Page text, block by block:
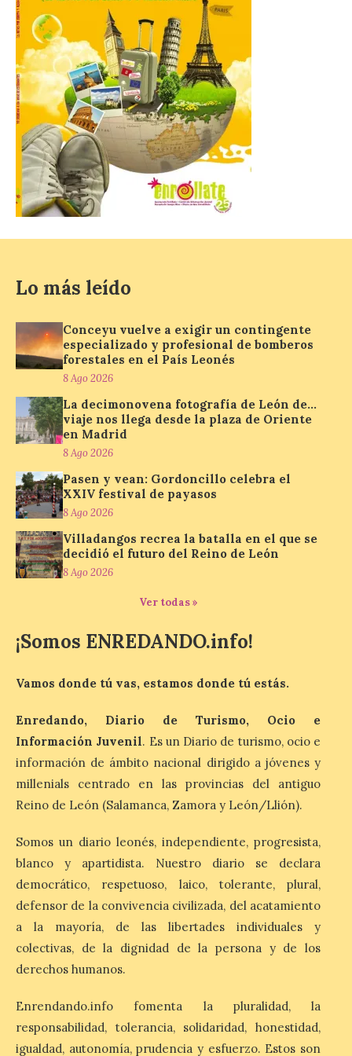
coche ni usarlo ese día. Los accesos a
la Campa Torres y La […]
La decimonovena
fotografía de León de…
viaje nos llega desde la
plaza de Oriente en
Madrid
8 Ago 2026
de…viaje. Una iniciativa
Conceyu País Llionés y el Diario de
nos envía la décimo […]
Los minerales y sus usos
más comunes centran la
nueva exposición del
Museo de la Siderurgia y
la Minería de Sabero
8 Ago 2026
La exposición que se
inaugurará el sábado día 8
de agosto a las doce y
media de la mañana,
minerales, rocas y fósiles de Castilla y
La Bañeza inicia sus
cargo de Arturo Martínez
Matilla
8 Ago 2026
El Ayuntamiento de La
Martínez Matilla como
pregonero de las Fiestas
2026. Tendrá lugar este
sábado 8 de agosto a las 21,00 horas en el
teatro municipal de La Bañeza. El
comunicador astorgano Arturo Martínez
La I Feria de la Cerveza
arranca con una gran
acogida del público
Lo más leído
Conceyu vuelve a exigir un contingente
especializado y profesional de bomberos
forestales en el País Leonés
8 Ago 2026
La decimonovena fotografía de León de…
viaje nos llega desde la plaza de Oriente
en Madrid
8 Ago 2026
Pasen y vean: Gordoncillo celebra el
XXIV festival de payasos
8 Ago 2026
Villadangos recrea la batalla en el que se
decidió el futuro del Reino de León
8 Ago 2026
Ver todas »
¡Somos ENREDANDO.info!
Vamos donde tú vas, estamos donde tú estás.
Enredando, Diario de Turismo, Ocio e
Información Juvenil. Es un Diario de turismo, ocio e
información de ámbito nacional dirigido a jóvenes y
millenials centrado en las provincias del antiguo
Reino de León (Salamanca, Zamora y León/Llión).
Somos un diario leonés, independiente, progresista,
blanco y apartidista. Nuestro diario se declara
democrático, respetuoso, laico, tolerante, plural,
defensor de la convivencia civilizada, del acatamiento
a la mayoría, de las libertades individuales y
colectivas, de la dignidad de la persona y de los
derechos humanos.
Enrendando.info fomenta la pluralidad, la
responsabilidad, tolerancia, solidaridad, honestidad,
igualdad, autonomía, prudencia y esfuerzo. Estos son